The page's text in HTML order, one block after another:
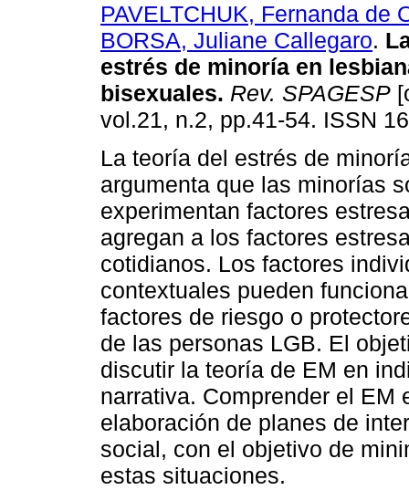
PAVELTCHUK, Fernanda de
BORSA, Juliane Callegaro.
estrés de minoría en
bisexuales. Rev. SPAGESP
vol.21, n.2, pp.41-54. ISSN
La teoría del estrés de
argumenta que las minorías
experimentan factores
agregan a los factores
cotidianos. Los factores
contextuales pueden
factores de riesgo o
de las personas LGB. El
discutir la teoría de EM en
narrativa. Comprender el EM
elaboración de planes de
social, con el objetivo de
estas situaciones.